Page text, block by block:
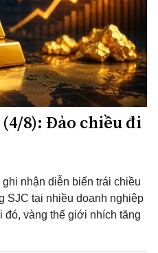
8): Đảo chiều đi
nhận diễn biến trái chiều
SJC tại nhiều doanh nghiệp
đó, vàng thế giới nhích tăng